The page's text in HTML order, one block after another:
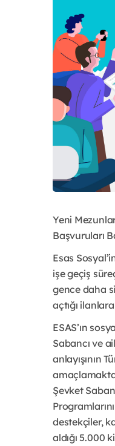
Yeni
Başvuruları
Esas
işe geçiş
gence daha
açtığı
ESAS’ın
Sabancı ve
anlayışının
Şevket
destekçiler,
aldığı 5.000